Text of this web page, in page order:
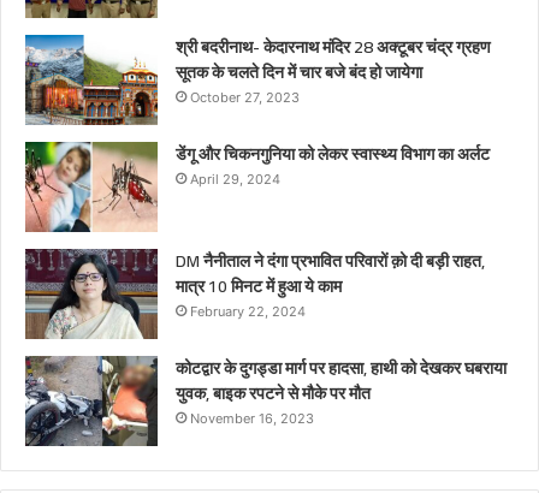
श्री बदरीनाथ- केदारनाथ मंदिर 28 अक्टूबर चंद्र ग्रहण
सूतक के चलते दिन में चार बजे बंद हो जायेगा
October 27, 2023
डेंगू और चिकनगुनिया को लेकर स्वास्थ्य विभाग का अर्लट
April 29, 2024
DM नैनीताल ने दंगा प्रभावित परिवारों क़ो दी बड़ी राहत,
मात्र 10 मिनट में हुआ ये काम
February 22, 2024
कोटद्वार के दुगड्डा मार्ग पर हादसा, हाथी को देखकर घबराया
युवक, बाइक रपटने से मौके पर मौत
November 16, 2023